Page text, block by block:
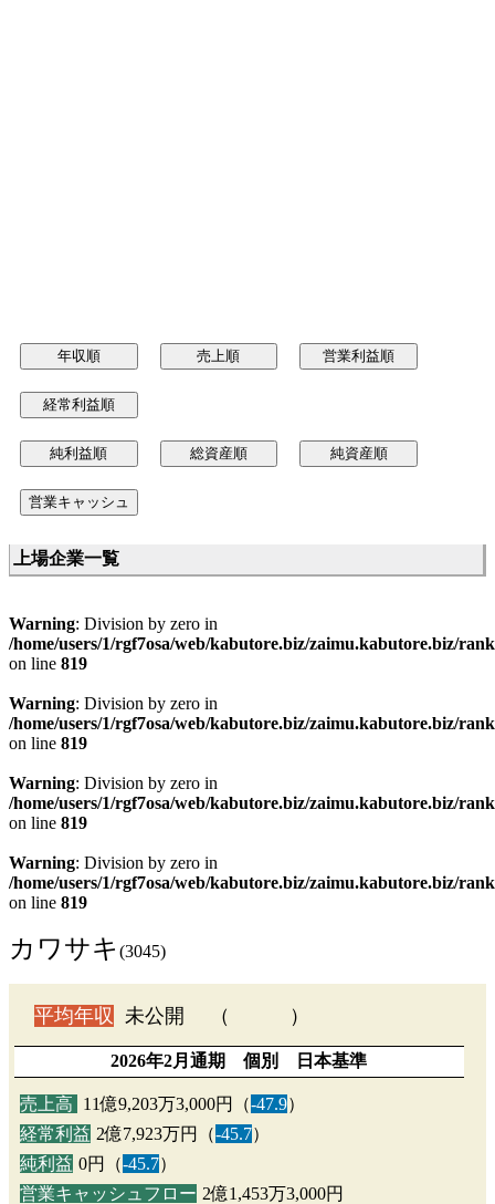
上場企業一覧
Warning: Division by zero in
/home/users/1/rgf7osa/web/kabutore.biz/zaimu.kabutore.biz/
on line 819
Warning: Division by zero in
/home/users/1/rgf7osa/web/kabutore.biz/zaimu.kabutore.biz/
on line 819
Warning: Division by zero in
/home/users/1/rgf7osa/web/kabutore.biz/zaimu.kabutore.biz/
on line 819
Warning: Division by zero in
/home/users/1/rgf7osa/web/kabutore.biz/zaimu.kabutore.biz/
on line 819
カワサキ (3045)
平均年収 未公開 （ ）
2026年2月通期 個別 日本基準
売上高 11億9,203万3,000円（-47.9）
経常利益 2億7,923万円（-45.7）
純利益 0円（-45.7）
営業キャッシュフロー 2億1,453万3,000円